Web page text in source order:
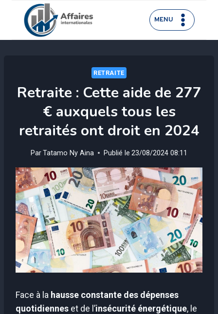
contenu
MENU
RETRAITE
Retraite : Cette aide de 277
€ auxquels tous les
retraités ont droit en 2024
ParTatamo Ny Aina Publié le 23/08/2024 08:11
Face à la hausse constante des dépenses
quotidiennes et de l’insécurité énergétique, le